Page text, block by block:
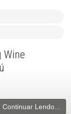
Wine
Continuar Lendo...